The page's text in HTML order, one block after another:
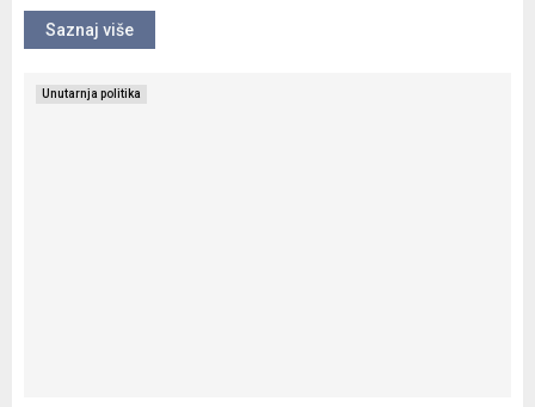
Saznaj više
Unutarnja politika